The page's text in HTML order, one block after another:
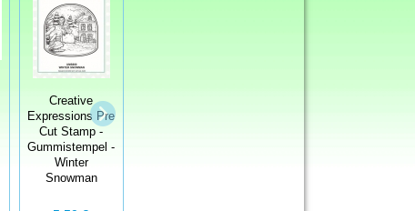
Creative
Expressions Pre
Cut Stamp -
Gummistempel -
Winter
Snowman